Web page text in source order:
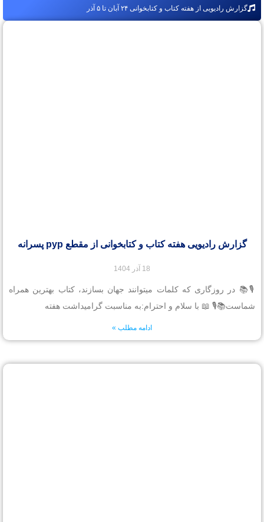
گزارش رادیویی از هفته کتاب و کتابخوانی ۲۴ آبان تا ۵ آذر
گزارش رادیویی هفته کتاب و کتابخوانی از مقطع pyp پسرانه
18 آذر 1404
🎙️📚 در روزگاری که کلمات میتوانند جهان بسازند، کتاب بهترین همراه
شماست📚🎙️ 📖 با سلام و احترام:به مناسبت گرامیداشت هفته
ادامه مطلب »